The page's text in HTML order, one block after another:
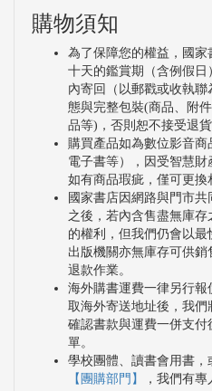
購物須知
為了保障您的權益，國
十天的鑑賞期（含例假
內寄回（以郵戳或收執
態與完整包裝(商品、附
品等)，否則恕不接受退貨
購買產品如為數位影音商
電子書等），因受智慧財
如有商品瑕疵，僅可更換
國家書店因網路與門市
之後，若內含售盡無庫
的權利，但我們仍會以
出版機關亦無庫存可供
退款作業。
海外購書運費一律另行
取海外寄送地址後，我們
確認書款與運費一併支
單。
學校團體、讀書會用書
【團購部門】
，我們有專